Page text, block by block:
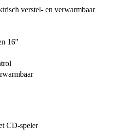
verstel- en verwarmbaar
16"
CD-speler